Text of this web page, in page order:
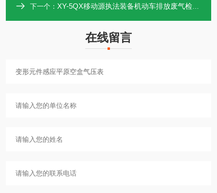
下一个： ​XY-5QX移动源执法装备机动车排放废气检测仪
在线留言